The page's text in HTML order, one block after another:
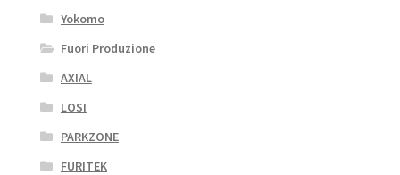
Yokomo
Fuori Produzione
AXIAL
LOSI
PARKZONE
FURITEK